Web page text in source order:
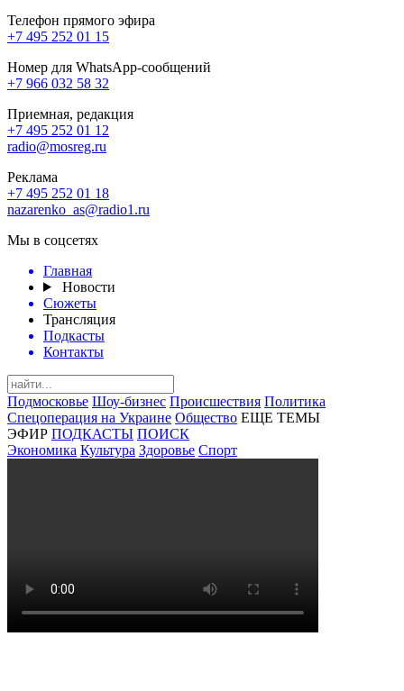
Телефон прямого эфира
+7 495 252 01 15
Номер для WhatsApp-сообщений
+7 966 032 58 32
Приемная, редакция
+7 495 252 01 12
radio@mosreg.ru
Реклама
+7 495 252 01 18
nazarenko_as@radio1.ru
Мы в соцсетях
Главная
Новости
Сюжеты
Трансляция
Подкасты
Контакты
Подмосковье Шоу-бизнес Происшествия Политика
Спецоперация на Украине Общество ЕЩЕ ТЕМЫ
ЭФИР ПОДКАСТЫ ПОИСК
Экономика Культура Здоровье Спорт